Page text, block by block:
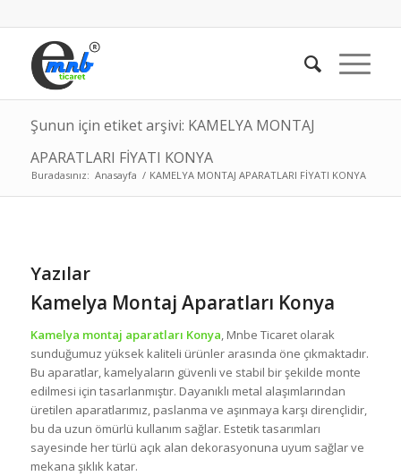
Şunun için etiket arşivi: KAMELYA MONTAJ
APARATLARI FİYATI KONYA
Buradasınız: Anasayfa / KAMELYA MONTAJ APARATLARI FİYATI KONYA
Yazılar
Kamelya Montaj Aparatları Konya
Kamelya montaj aparatları Konya, Mnbe Ticaret olarak
sunduğumuz yüksek kaliteli ürünler arasında öne çıkmaktadır.
Bu aparatlar, kamelyaların güvenli ve stabil bir şekilde monte
edilmesi için tasarlanmıştır. Dayanıklı metal alaşımlarından
üretilen aparatlarımız, paslanma ve aşınmaya karşı dirençlidir,
bu da uzun ömürlü kullanım sağlar. Estetik tasarımları
sayesinde her türlü açık alan dekorasyonuna uyum sağlar ve
mekana şıklık katar.